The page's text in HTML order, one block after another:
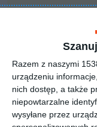
Razem z naszymi
urządzeniu
nich dostęp, a także
niepowtarzalne
wysyłane przez